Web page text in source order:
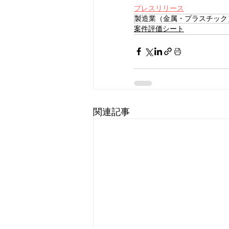
プレスリリース
製造業（金属・プラスチック
案件評価シート
関連記事